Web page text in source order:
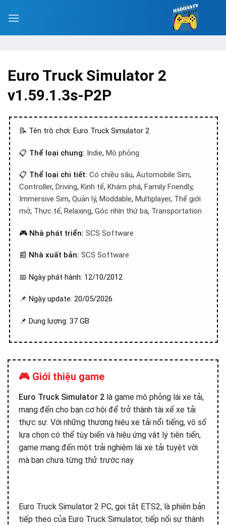
Euro Truck Simulator 2
v1.59.1.3s-P2P
📝 Tên trò chơi: Euro Truck Simulator 2
📋 Thể loại chung: Indie, Mô phỏng
📋 Thể loại chi tiết: Có chiều sâu, Automobile Sim,
Controller, Driving, Kinh tế, Khám phá, Family Friendly,
Immersive Sim, Quản lý, Moddable, Multiplayer, Thế giới
mở, Thực tế, Relaxing, Góc nhìn thứ ba, Transportation
🎮 Nhà phát triển: SCS Software
📰 Nhà xuất bản: SCS Software
📅 Ngày phát hành: 12/10/2012
📌 Ngày update: 20/05/2026
📌 Dung lượng: 37 GB
🎮 Giới thiệu game
Euro Truck Simulator 2 là game mô phỏng lái xe tải,
mang đến cho bạn cơ hội để trở thành tài xế xe tải
thực sự. Với những thương hiệu xe tải nổi tiếng, vô số
lựa chọn có thể tùy biến và hiệu ứng vật lý tiên tiến,
game mang đến một trải nghiệm lái xe tải tuyệt vời
mà bạn chưa từng thử trước nay.
Euro Truck Simulator 2 PC, gọi tắt ETS2, là phiên bản
tiếp theo của Euro Truck Simulator, tiếp nối sự thành